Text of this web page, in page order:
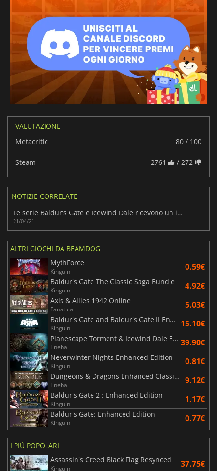
VALUTAZIONE
Metacritic
80 / 100
Steam 2761 / 272
NOTIZIE CORRELATE
Le serie Baldur's Gate e Icewind Dale ricevono un importante aggiornamento!
21/04/21
ALTRI GIOCHI DA BEAMDOG
MythForce
Kinguin 0.59€
Baldur's Gate The Classic Saga Bundle
Kinguin 4.92€
Axis & Allies 1942 Online
Fanatical 5.03€
Baldur's Gate and Baldur's Gate II Enhanced Editions
Kinguin 15.10€
Planescape Torment & Icewind Dale Enhanced Editions
Eneba 39.90€
Neverwinter Nights Enhanced Edition
Kinguin 0.81€
Dungeons & Dragons Enhanced Classics Bundle
Eneba 9.12€
Baldur's Gate 2 : Enhanced Edition
Kinguin 1.17€
Baldur's Gate: Enhanced Edition
Kinguin 0.77€
I PIÙ POPOLARI
Assassin's Creed Black Flag Resynced
Kinguin 37.75€